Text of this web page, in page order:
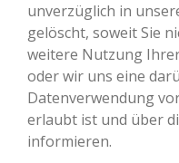
unverzüglich in
gelöscht, soweit Sie
weitere Nutzung
oder wir uns eine
Datenverwendung
erlaubt ist und über
informieren.